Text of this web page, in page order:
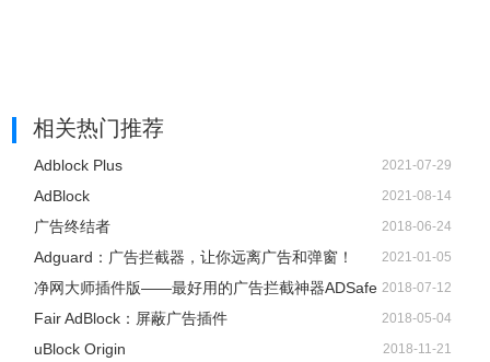
相关热门推荐
Adblock Plus 2021-07-29
AdBlock 2021-08-14
广告终结者 2018-06-24
Adguard：广告拦截器，让你远离广告和弹窗！ 2021-01-05
净网大师插件版——最好用的广告拦截神器ADSafe 2018-07-12
Fair AdBlock：屏蔽广告插件 2018-05-04
uBlock Origin 2018-11-21